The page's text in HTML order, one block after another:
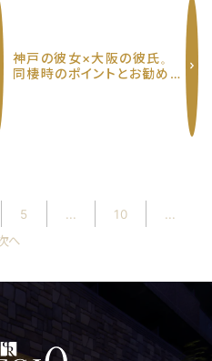
神戸の彼女×大阪の彼氏。
同棲時のポイントとお勧めの
5 ... 10
...
へ